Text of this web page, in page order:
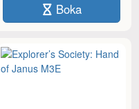
Boka